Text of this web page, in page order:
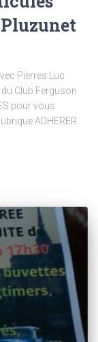
Pierres Luc
Club Ferguson
pour vous
ADHERER